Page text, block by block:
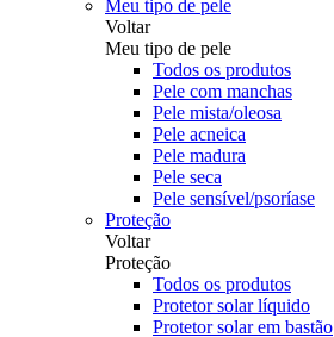
Meu tipo de pele
Voltar
Meu tipo de pele
Todos os produtos
Pele com manchas
Pele mista/oleosa
Pele acneica
Pele madura
Pele seca
Pele sensível/psoríase
Proteção
Voltar
Proteção
Todos os produtos
Protetor solar líquido
Protetor solar em bastão